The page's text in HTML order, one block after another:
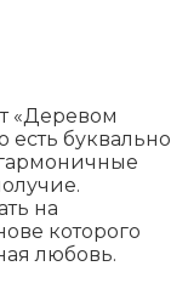
«Деревом
есть буквально
на
которого
любовь.